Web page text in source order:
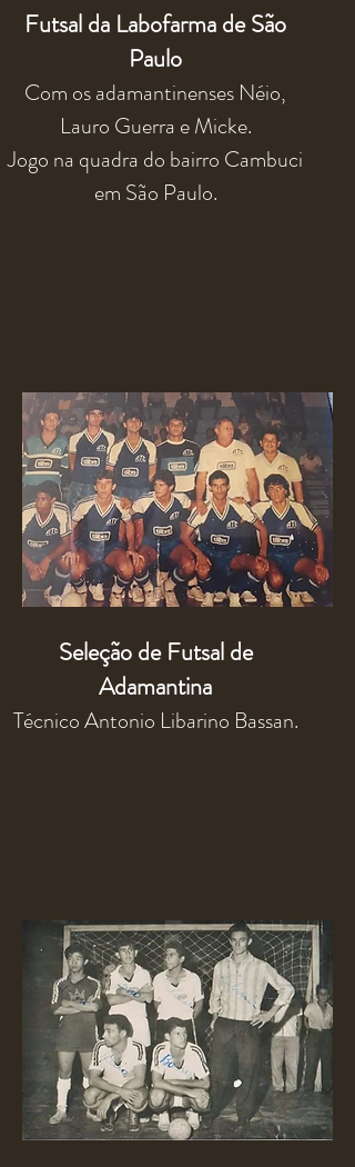
Futsal da Labofarma de São
Paulo
Com os adamantinenses Néio,
Lauro Guerra e Micke.
Jogo na quadra do bairro Cambuci
em São Paulo.
Seleção de Futsal de
Adamantina
Técnico Antonio Libarino Bassan.